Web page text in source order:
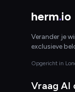
herm.io
Verander je
exclusieve
Opgericht in
Vraag AI